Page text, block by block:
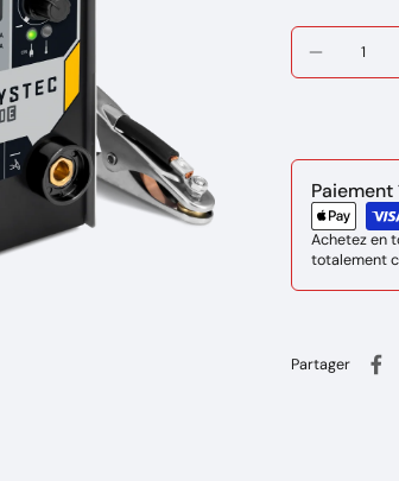
Achetez en
totalement
Partager